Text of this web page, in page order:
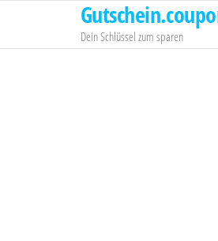
springen
Dein Schlüssel zum sparen